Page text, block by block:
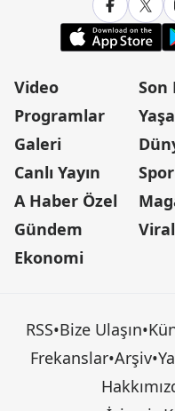
Video
Programlar
Galeri
Canlı Yayın
A Haber Özel
Gündem
Ekonomi
Son
Spor
Viral
RSS•Bize Ulaşın•
Frekanslar•Arşiv•